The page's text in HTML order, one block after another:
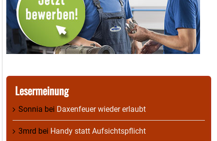
Lesermeinung
Sonnia bei Daxenfeuer wieder erlaubt
3mrd bei Handy statt Aufsichtspflicht